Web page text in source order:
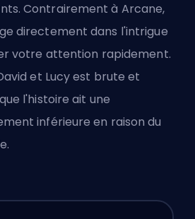
Contrairement à Arcane,
directement dans l'intrigue
votre attention rapidement.
et Lucy est brute et
l'histoire ait une
inférieure en raison du